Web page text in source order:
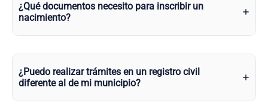
¿Qué documentos necesito para inscribir un
nacimiento?
¿Puedo realizar trámites en un registro civil
diferente al de mi municipio?